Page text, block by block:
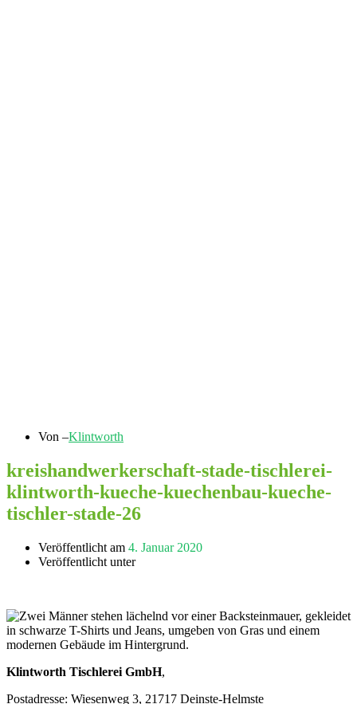
Von –Klintworth
kreishandwerkerschaft-stade-tischlerei-
klintworth-kueche-kuechenbau-kueche-
tischler-stade-26
Veröffentlicht am 4. Januar 2020
Veröffentlicht unter
Klintworth Tischlerei GmbH,
Postadresse: Wiesenweg 3, 21717 Deinste-Helmste